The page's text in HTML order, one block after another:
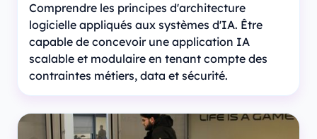
Comprendre les principes d'architecture
logicielle appliqués aux systèmes d'IA. Être
capable de concevoir une application IA
scalable et modulaire en tenant compte des
contraintes métiers, data et sécurité.